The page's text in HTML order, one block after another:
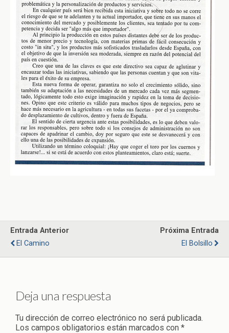
Entrada Anterior
El Camino
Próxima Entrada
El Bolsillo
Deja una respuesta
Tu dirección de correo electrónico no será publicada.
Los campos obligatorios están marcados con *